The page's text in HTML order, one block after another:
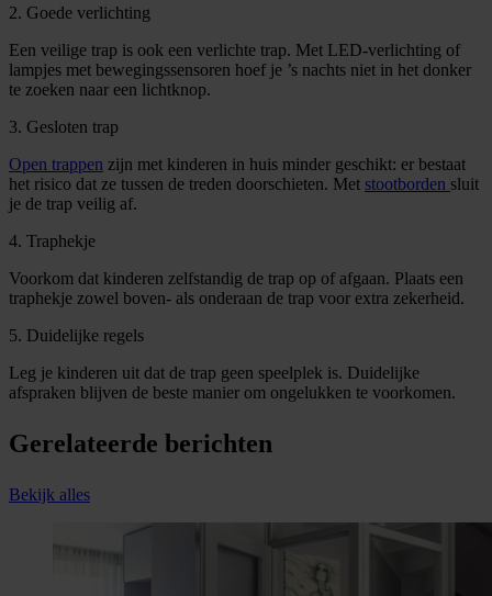
2. Goede verlichting
Een veilige trap is ook een verlichte trap. Met LED-verlichting of
lampjes met bewegingssensoren hoef je ’s nachts niet in het donker
te zoeken naar een lichtknop.
3. Gesloten trap
Open trappen zijn met kinderen in huis minder geschikt: er bestaat
het risico dat ze tussen de treden doorschieten. Met stootborden sluit
je de trap veilig af.
4. Traphekje
Voorkom dat kinderen zelfstandig de trap op of afgaan. Plaats een
traphekje zowel boven- als onderaan de trap voor extra zekerheid.
5. Duidelijke regels
Leg je kinderen uit dat de trap geen speelplek is. Duidelijke
afspraken blijven de beste manier om ongelukken te voorkomen.
Gerelateerde berichten
Bekijk alles